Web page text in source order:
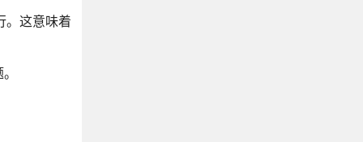
。这意味着